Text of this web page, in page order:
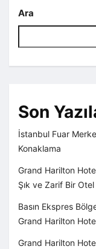
Ara
Son
İstanbul Fuar
Konaklama
Grand Harilton
Şık ve Zarif Bir Otel
Basın Ekspres
Grand Harilton
Grand Harilton